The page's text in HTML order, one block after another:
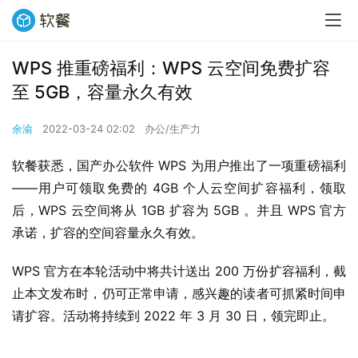
WPS 推重磅福利：WPS 云空间免费扩容
至 5GB，容量永久有效
余渝 2022-03-24 02:02 办公/生产力
软餐获悉，国产办公软件 WPS 为用户推出了一项重磅福利
——用户可领取免费的 4GB 个人云空间扩容福利，领取
后，WPS 云空间将从 1GB 扩容为 5GB 。并且 WPS 官方
承诺，扩容的空间容量永久有效。
WPS 官方在本轮活动中将共计送出 200 万份扩容福利，截
止本文发布时，仍可正常申请，感兴趣的读者可抓紧时间申
请扩容。活动将持续到 2022 年 3 月 30 日，领完即止。